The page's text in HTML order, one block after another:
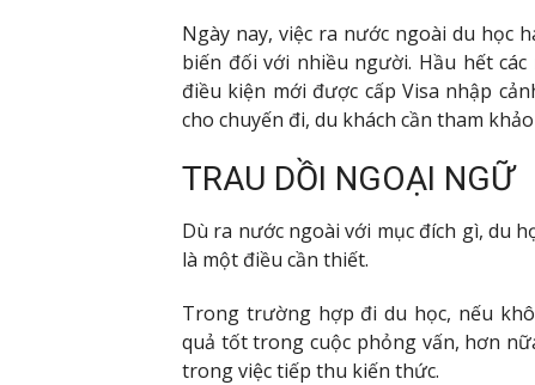
Ngày nay, việc ra nước ngoài du học
biến đối với nhiều người. Hầu hết
điều kiện mới được cấp Visa nhập
cho chuyến đi, du khách cần tham
TRAU DỒI NGOẠI NGỮ
Dù ra nước ngoài với mục đích gì, du
là một điều cần thiết.
Trong trường hợp đi du học, nếu
quả tốt trong cuộc phỏng vấn, hơn
trong việc tiếp thu kiến thức.